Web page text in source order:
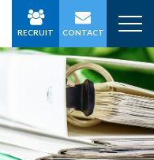
RECRUIT CONTACT